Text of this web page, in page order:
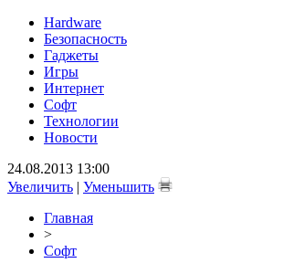
Hardware
Безопасность
Гаджеты
Игры
Интернет
Софт
Технологии
Новости
24.08.2013 13:00
Увеличить | Уменьшить
Главная
>
Софт